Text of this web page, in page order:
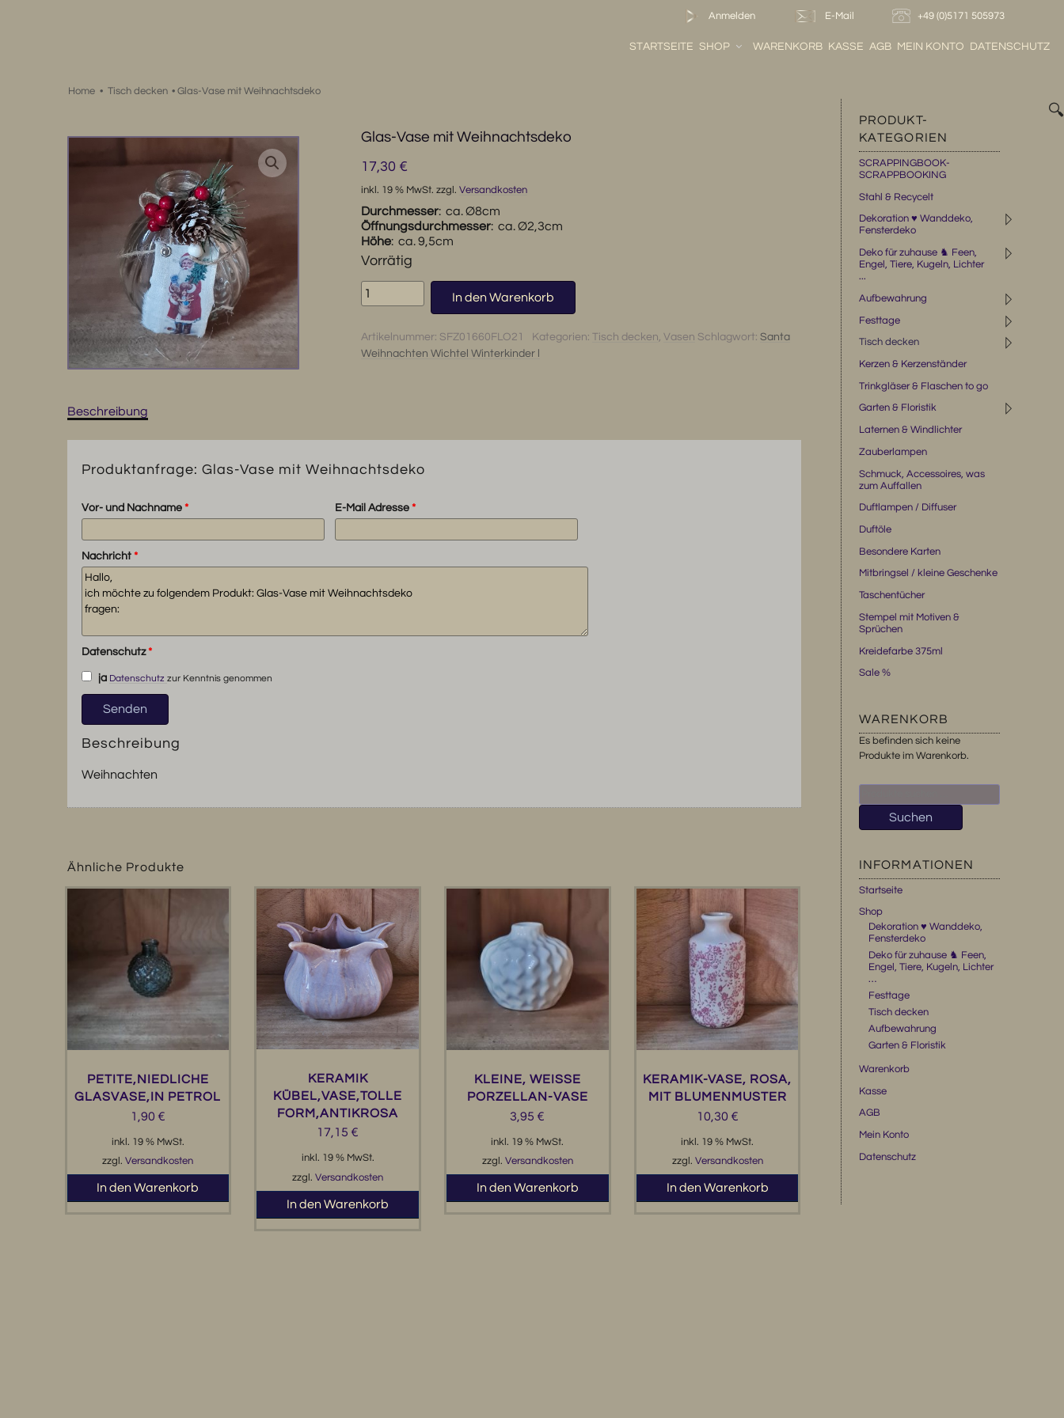
Anmelden E-Mail +49 (0)5171 505973
STARTSEITE SHOP WARENKORB KASSE AGB MEIN KONTO DATENSCHUTZ
Home • Tisch decken •Glas-Vase mit Weihnachtsdeko
🔍
Glas-Vase mit Weihnachtsdeko
17,30 €
inkl. 19 % MwSt. zzgl. Versandkosten
Durchmesser: ca. Ø8cm
Öffnungsdurchmesser: ca. Ø2,3cm
Höhe: ca. 9,5cm
Vorrätig
Glas-
Vase
Weihnachtsdeko
Menge
In den Warenkorb
Artikelnummer: SFZ01660FLO21 Kategorien: Tisch decken, Vasen Schlagwort: Santa
Weihnachten Wichtel Winterkinder l
Beschreibung
Produktanfrage: Glas-Vase mit Weihnachtsdeko
Vor- und Nachname* E-Mail Adresse*
Nachricht*
Datenschutz*
ja Datenschutzzur Kenntnis genommen
Beschreibung
Weihnachten
Ähnliche Produkte
PETITE,NIEDLICHE
GLASVASE,IN PETROL
1,90 €
inkl. 19 % MwSt.
zzgl.Versandkosten
In den Warenkorb
KERAMIK
KÜBEL,VASE,TOLLE
FORM,ANTIKROSA
17,15 €
inkl. 19 % MwSt.
zzgl.Versandkosten
In den Warenkorb
KLEINE, WEISSE P
ORZELLAN-VASE
3,95 €
inkl. 19 % MwSt.
zzgl. Versandkosten
In den Warenkorb
KERAMIK-VASE, ROSA,
MIT BLUMENMUSTER
10,30 €
inkl. 19 % MwSt.
zzgl. Versandkosten
In den Warenkorb
PRODUKT-
KATEGORIEN
SCRAPPINGBOOK-
SCRAPPBOOKING
Stahl & Recycelt
◹
Dekoration ♥ Wanddeko,
Fensterdeko
◹
Deko für zuhause ♞ Feen,
Engel, Tiere, Kugeln, Lichter
...
◹
Aufbewahrung
◹
Festtage
◹
Tisch decken
Kerzen & Kerzenständer
Trinkgläser & Flaschen to go
◹
Garten & Floristik
Laternen & Windlichter
Zauberlampen
Schmuck, Accessoires, was
zum Auffallen
Duftlampen / Diffuser
Duftöle
Besondere Karten
Mitbringsel / kleine Geschenke
Taschentücher
Stempel mit Motiven &
Sprüchen
Kreidefarbe 375ml
Sale %
WARENKORB
Es befinden sich keine
Produkte im Warenkorb.
nach:
Suchen
INFORMATIONEN
Startseite
Shop
Dekoration ♥ Wanddeko,
Fensterdeko
Deko für zuhause ♞ Feen,
Engel, Tiere, Kugeln, Lichter
…
Festtage
Tisch decken
Aufbewahrung
Garten & Floristik
Warenkorb
Kasse
AGB
Mein Konto
Datenschutz